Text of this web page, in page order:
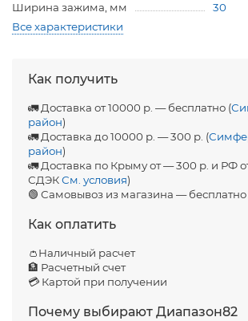
Ширина зажима, мм
30
Все характеристики
Как получить
🚛 Доставка от 10000 р. — бесплатно (
район)
🚛 Доставка до 10000 р. — 300 р. (
район)
🚛 Доставка по Крыму от — 300 р. и РФ
СДЭКСм. условия)
🟢 Самовывоз из магазина — бесплатно
Как оплатить
👛Наличный расчет
🏦 Расчетный счет
💳 Картой при получении
Почему выбирают Диапазон82